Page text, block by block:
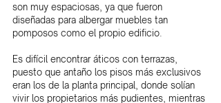
son muy espaciosas, ya que fueron
diseñadas para albergar muebles tan
pomposos como el propio edificio.
Es difícil encontrar áticos con terrazas,
puesto que antaño los pisos más exclusivos
eran los de la planta principal, donde solían
vivir los propietarios más pudientes, mientras